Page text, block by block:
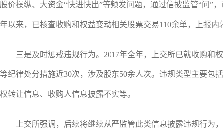
股价操纵、大资金“快进快出”等频发问题，通过信披监管“问”
年以来，已核查收购和权益变动相关股票交易110余单，上报内
三是及时惩戒违规行为。2017年全年，上交所已就收购和
等纪律处分措施近30次，涉及股东50余人次。违规类型主要包
权转让信息、收购人信息披露不实等。
上交所强调，后续将继续从严监管此类信息披露违规行为